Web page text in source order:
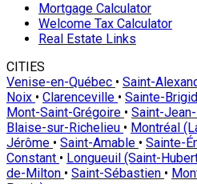
Mortgage Calculator
Welcome Tax Calculator
Real Estate Links
CITIES
Venise-en-Québec • Saint-
Noix • Clarenceville • Sainte-
Mont-Saint-Grégoire • Saint-
Blaise-sur-Richelieu • Montréal
Jérôme • Saint-Amable • Sainte-
Constant • Longueuil (Saint-
de-Milton • Saint-Sébastien •